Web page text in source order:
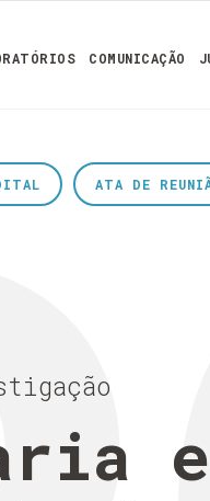
COMUNICAÇÃO
ATA DE
e